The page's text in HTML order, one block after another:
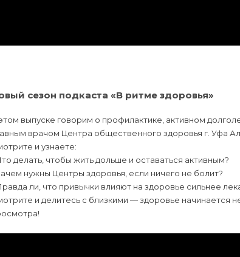
сезон подкаста «В ритме здоровья»
выпуске говорим о профилактике, активном
врачом Центра общественного здоровья г. Уфа
и узнаете:
делать, чтобы жить дольше и оставаться активным?
нужны Центры здоровья, если ничего не болит?
ли, что привычки влияют на здоровье сильнее
и делитесь с близкими — здоровье начинается